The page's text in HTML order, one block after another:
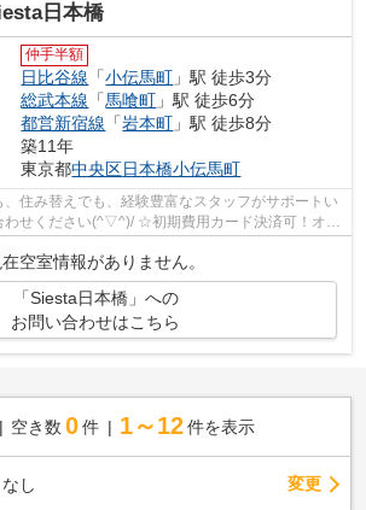
日本橋
仲手半額
日比谷線 「小伝馬町 」駅 徒歩3分
総武本線 「馬喰町 」駅 徒歩6分
都営新宿線 「岩本町 」駅 徒歩8分
築11年
東京都中央区日本橋小伝馬町
住み替えでも、経験豊富なスタッフがサポートい
わせください(^▽^)/ ☆初期費用カード決済可！オン
空室情報がありません。
「Siesta日本橋」への
お問い合わせはこちら
空き数 0 件 1～12 件を表示
なし 変更